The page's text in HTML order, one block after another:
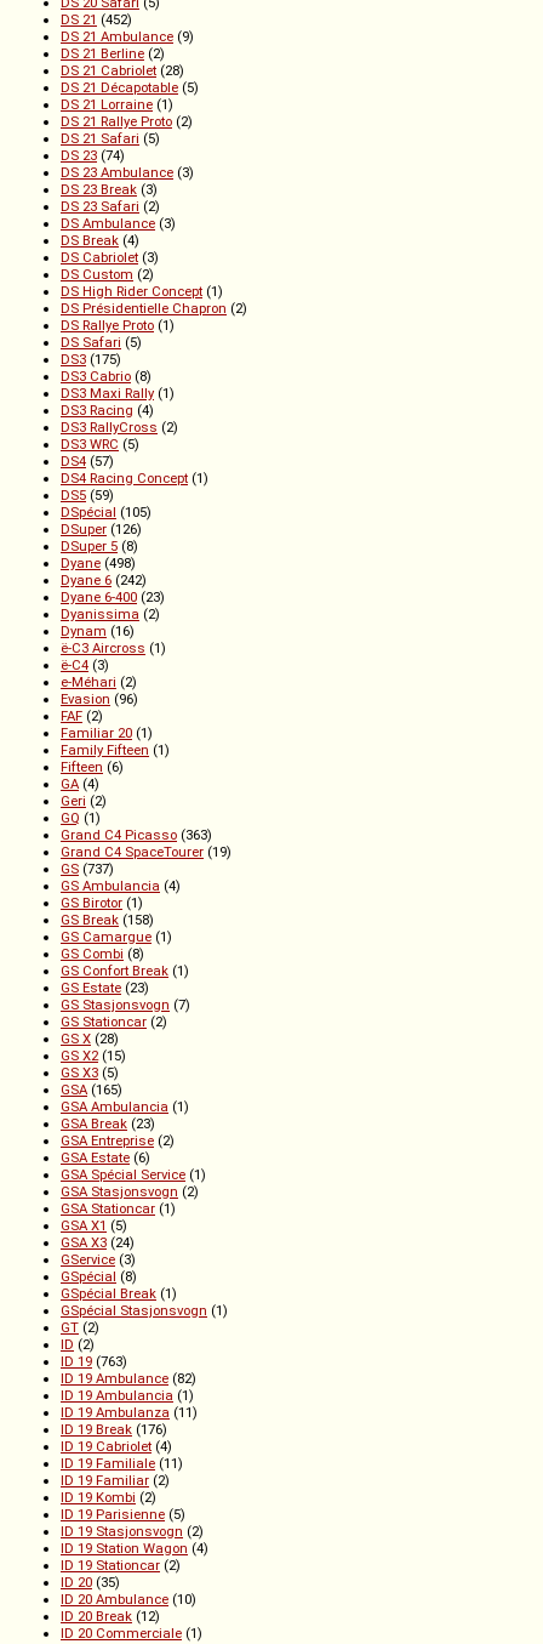
DS 21 (452)
DS 21 Ambulance (9)
DS 21 Berline (2)
DS 21 Cabriolet (28)
DS 21 Décapotable (5)
DS 21 Lorraine (1)
DS 21 Rallye Proto (2)
DS 21 Safari (5)
DS 23 (74)
DS 23 Ambulance (3)
DS 23 Break (3)
DS 23 Safari (2)
DS Ambulance (3)
DS Break (4)
DS Cabriolet (3)
DS Custom (2)
DS High Rider Concept (1)
DS Présidentielle Chapron (2)
DS Rallye Proto (1)
DS Safari (5)
DS3 (175)
DS3 Cabrio (8)
DS3 Maxi Rally (1)
DS3 Racing (4)
DS3 RallyCross (2)
DS3 WRC (5)
DS4 (57)
DS4 Racing Concept (1)
DS5 (59)
DSpécial (105)
DSuper (126)
DSuper 5 (8)
Dyane (498)
Dyane 6 (242)
Dyane 6-400 (23)
Dyanissima (2)
Dynam (16)
ë-C3 Aircross (1)
ë-C4 (3)
e-Méhari (2)
Evasion (96)
FAF (2)
Familiar 20 (1)
Family Fifteen (1)
Fifteen (6)
GA (4)
Geri (2)
GQ (1)
Grand C4 Picasso (363)
Grand C4 SpaceTourer (19)
GS (737)
GS Ambulancia (4)
GS Birotor (1)
GS Break (158)
GS Camargue (1)
GS Combi (8)
GS Confort Break (1)
GS Estate (23)
GS Stasjonsvogn (7)
GS Stationcar (2)
GS X (28)
GS X2 (15)
GS X3 (5)
GSA (165)
GSA Ambulancia (1)
GSA Break (23)
GSA Entreprise (2)
GSA Estate (6)
GSA Spécial Service (1)
GSA Stasjonsvogn (2)
GSA Stationcar (1)
GSA X1 (5)
GSA X3 (24)
GService (3)
GSpécial (8)
GSpécial Break (1)
GSpécial Stasjonsvogn (1)
GT (2)
ID (2)
ID 19 (763)
ID 19 Ambulance (82)
ID 19 Ambulancia (1)
ID 19 Ambulanza (11)
ID 19 Break (176)
ID 19 Cabriolet (4)
ID 19 Familiale (11)
ID 19 Familiar (2)
ID 19 Kombi (2)
ID 19 Parisienne (5)
ID 19 Stasjonsvogn (2)
ID 19 Station Wagon (4)
ID 19 Stationcar (2)
ID 20 (35)
ID 20 Ambulance (10)
ID 20 Break (12)
ID 20 Commerciale (1)